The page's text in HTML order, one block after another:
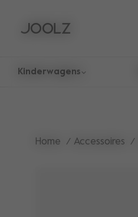
Kinderwagens
Home Accessoires